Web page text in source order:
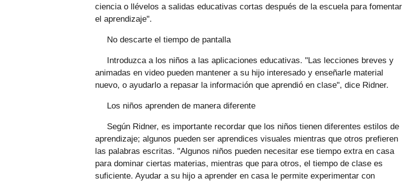
ciencia o llévelos a salidas educativas cortas después de la escuela para fomentar
el aprendizaje".
No descarte el tiempo de pantalla
Introduzca a los niños a las aplicaciones educativas. "Las lecciones breves y
animadas en video pueden mantener a su hijo interesado y enseñarle material
nuevo, o ayudarlo a repasar la información que aprendió en clase", dice Ridner.
Los niños aprenden de manera diferente
Según Ridner, es importante recordar que los niños tienen diferentes estilos de
aprendizaje; algunos pueden ser aprendices visuales mientras que otros prefieren
las palabras escritas. "Algunos niños pueden necesitar ese tiempo extra en casa
para dominar ciertas materias, mientras que para otros, el tiempo de clase es
suficiente. Ayudar a su hijo a aprender en casa le permite experimentar con